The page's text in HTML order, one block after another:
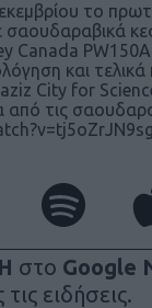
το
σαουδαραβικά
Canada
και
City for
από τις
στο Google
ειδήσεις.